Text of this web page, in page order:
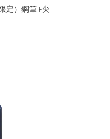
定）鋼筆 F尖